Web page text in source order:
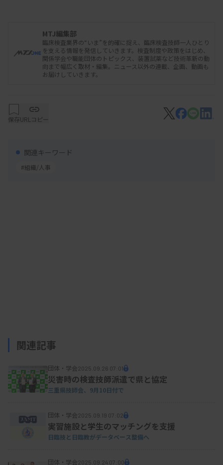
MTJ編集部
臨床検査業界の“いま”を的確に捉え、臨床検査技師一人ひとり
を支える情報を発信していきます。検査制度や政策をはじめ、
関係学会や職能団体のトピックス、装置試薬など技術革新の動
向まで幅広く取材・編集。ニュース以外の連載、企画、動画も
お届けしていきます。
保存URLコピー
関連キーワード
#組織/人事
関連記事
団体・学会2025.09.26 07:01
災害時の検査技師派遣で県と協定
三重県技師会、9月10日付で
団体・学会2025.09.19 07:02
実習施設と学生のマッチングを支援
日臨技と日臨教がデータベース整備へ
団体・学会2025.09.24 07:00